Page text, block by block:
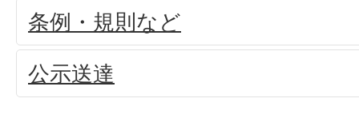
条例・規則など
公示送達